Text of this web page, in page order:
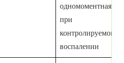
одномоментная
при
контролируемом
воспалении